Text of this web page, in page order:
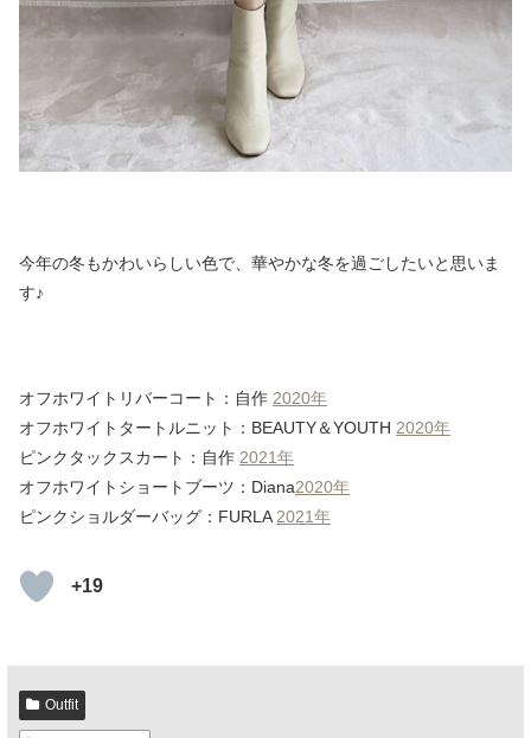
今年の冬もかわいらしい色で、華やかな冬を過ごしたいと思いま
す♪
オフホワイトリバーコート：自作 2020年
オフホワイトタートルニット：BEAUTY＆YOUTH 2020年
ピンクタックスカート：自作 2021年
オフホワイトショートブーツ：Diana2020年
ピンクショルダーバッグ：FURLA 2021年
+19
Outfit